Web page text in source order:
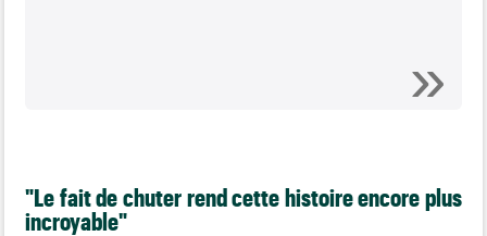
"Le fait de chuter rend cette histoire encore plus
incroyable"